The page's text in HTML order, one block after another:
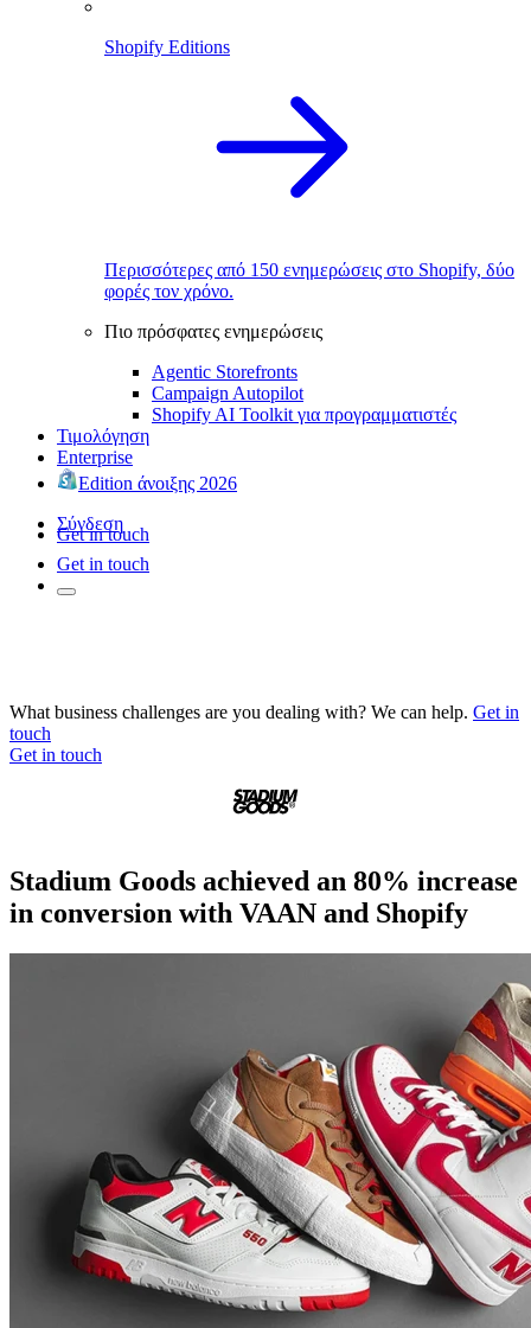
Shopify Editions
Περισσότερες από 150 ενημερώσεις στο Shopify, δύο
φορές τον χρόνο.
Πιο πρόσφατες ενημερώσεις
Agentic Storefronts
Campaign Autopilot
Shopify AI Toolkit για προγραμματιστές
Τιμολόγηση
Enterprise
Edition άνοιξης 2026
Σύνδεση
Get in touch
Get in touch
What business challenges are you dealing with? We can help. Get in
touch
Get in touch
Stadium Goods achieved an 80% increase
in conversion with VAAN and Shopify